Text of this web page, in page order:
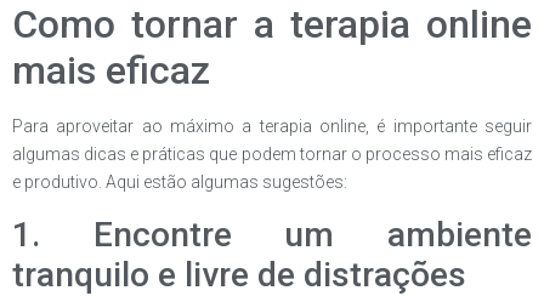
Como tornar a terapia online
mais eficaz
Para aproveitar ao máximo a terapia online, é importante seguir
algumas dicas e práticas que podem tornar o processo mais eficaz
e produtivo. Aqui estão algumas sugestões:
1. Encontre um ambiente
tranquilo e livre de distrações